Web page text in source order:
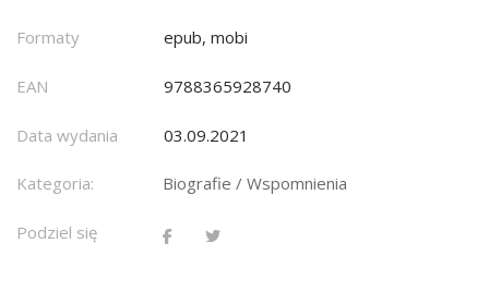
Formaty epub, mobi
EAN 9788365928740
Data wydania 03.09.2021
Kategoria: Biografie / Wspomnienia
Podziel się